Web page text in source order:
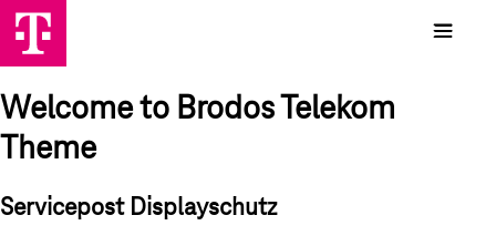
Welcome to Brodos Telekom
Theme
Servicepost Displayschutz